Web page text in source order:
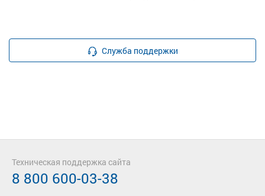
Служба поддержки
Техническая поддержка сайта
8 800 600-03-38